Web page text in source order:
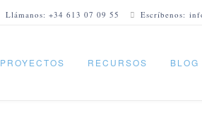
Llámanos: +34 613 07 09 55 Escríbenos:
PROYECTOS RECURSOS BLOG